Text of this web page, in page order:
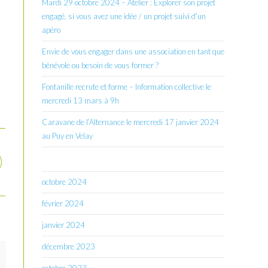
Mardi 29 octobre 2024 – Atelier : Explorer son projet
engagé, si vous avez une idée / un projet suivi d’un
apéro
Envie de vous engager dans une association en tant que
bénévole ou besoin de vous former ?
Fontanille recrute et forme – Information collective le
mercredi 13 mars à 9h
Caravane de l’Alternance le mercredi 17 janvier 2024
au Puy en Velay
octobre 2024
février 2024
janvier 2024
décembre 2023